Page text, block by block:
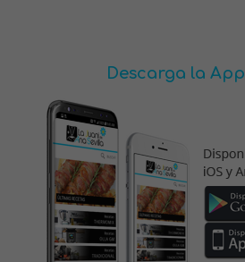
Descarga la App